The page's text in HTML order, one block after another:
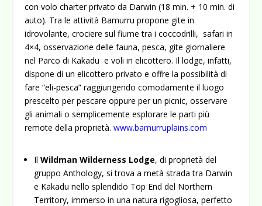
con volo charter privato da Darwin (18 min. + 10 min. di
auto). Tra le attività Bamurru propone gite in
idrovolante, crociere sul fiume tra i coccodrilli, safari in
4×4, osservazione delle fauna, pesca, gite giornaliere
nel Parco di Kakadu e voli in elicottero. Il lodge, infatti,
dispone di un elicottero privato e offre la possibilità di
fare “eli-pesca” raggiungendo comodamente il luogo
prescelto per pescare oppure per un picnic, osservare
gli animali o semplicemente esplorare le parti più
remote della proprietà.www.bamurruplains.com
IlWildman Wilderness Lodge, di proprietà del
gruppo Anthology, si trova a metà strada tra Darwin
e Kakadu nello splendido Top End del Northern
Territory, immerso in una natura rigogliosa, perfetto